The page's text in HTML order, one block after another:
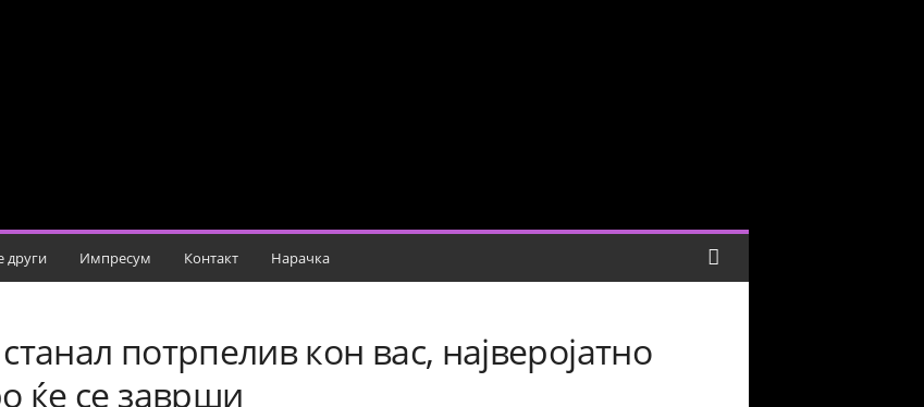
други Импресум Контакт Нарачка
потрпелив кон вас, најверојатно
ќе се заврши